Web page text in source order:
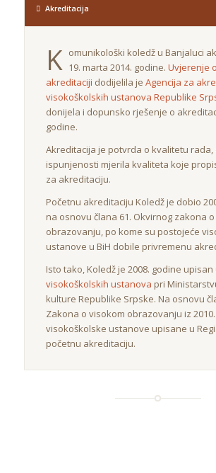
Akreditacija
K omunikološki koledž u Banjaluci
19. marta 2014. godine. Uvjerenje o
akreditaciji dodijelila je Agencija za
visokoškolskih ustanova Republike
donijela i dopunsko rješenje o
godine.
Akreditacija je potvrda o kvalitetu
ispunjenosti mjerila kvaliteta koje
za akreditaciju.
Početnu akreditaciju Koledž je dobio
na osnovu člana 61. Okvirnog zakona
obrazovanju, po kome su postojeće
ustanove u BiH dobile privremenu
Isto tako, Koledž je 2008. godine upisan
visokoškolskih ustanova pri
kulture Republike Srpske. Na osnovu
Zakona o visokom obrazovanju iz
visokoškolske ustanove upisane u
početnu akreditaciju.